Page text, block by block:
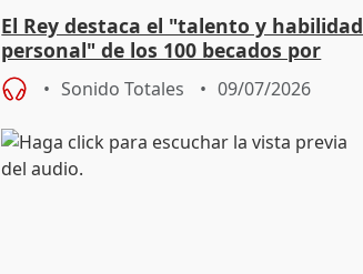
El Rey destaca el "talento y habilidad
personal" de los 100 becados por
Fundación la Caixa
Sonido Totales 09/07/2026